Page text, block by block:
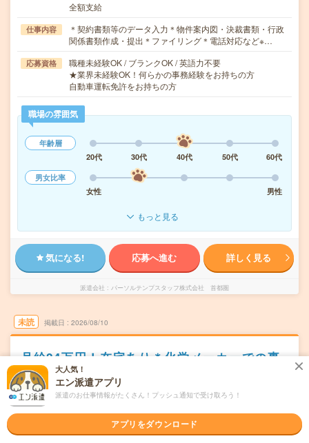
全額支給
仕事内容
＊契約書類等のデータ入力＊物件案内図・決裁書類・行政
関係書類作成・提出＊ファイリング＊電話対応など※…
応募資格
職種未経験OK / ブランクOK / 英語力不要
★業界未経験OK！何らかの事務経験をお持ちの方
自動車運転免許をお持ちの方
職場の雰囲気
年齢層
20代
30代 40代 50代
60代
男女比率
女性
男性
もっと見る
気になる! 応募へ進む 詳しく見る
派遣会社 パーソルテンプスタッフ株式会社 首都圏
未読 掲載日 2026/08/10
月給24万円！在宅あり＊化学メーカーでの事
務のお仕事
交通費別途支給あり 土日祝日が休み 残業なし 在宅・リモート
WEB登録OK
勤務地
千葉県市原市
大人気！
エン派遣アプリ
派遣のお仕事情報がたくさん！プッシュ通知で受け取ろう！
アプリをダウンロード